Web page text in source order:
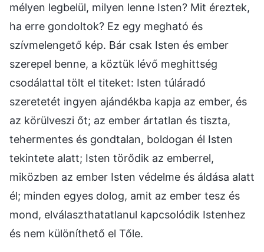
mélyen legbelül, milyen lenne Isten? Mit éreztek,
ha erre gondoltok? Ez egy megható és
szívmelengető kép. Bár csak Isten és ember
szerepel benne, a köztük lévő meghittség
csodálattal tölt el titeket: Isten túláradó
szeretetét ingyen ajándékba kapja az ember, és
az körülveszi őt; az ember ártatlan és tiszta,
tehermentes és gondtalan, boldogan él Isten
tekintete alatt; Isten törődik az emberrel,
miközben az ember Isten védelme és áldása alatt
él; minden egyes dolog, amit az ember tesz és
mond, elválaszthatatlanul kapcsolódik Istenhez
és nem különíthető el Tőle.